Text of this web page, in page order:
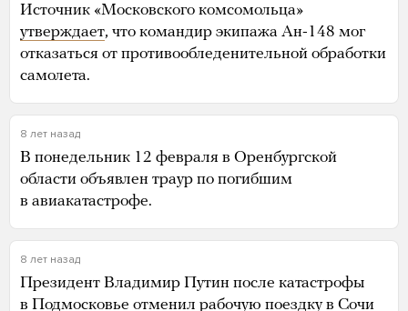
Источник «Московского комсомольца»
утверждает, что командир экипажа Ан-148 мог
отказаться от противообледенительной обработки
самолета.
8 лет назад
В понедельник 12 февраля в Оренбургской
области объявлен траур по погибшим
в авиакатастрофе.
8 лет назад
Президент Владимир Путин после катастрофы
в Подмосковье отменил рабочую поездку в Сочи